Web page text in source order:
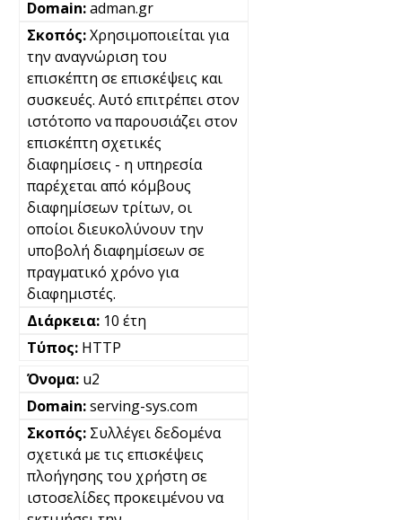
adman.gr
Χρησιμοποιείται για
την αναγνώριση του
επισκέπτη σε επισκέψεις και
συσκευές. Αυτό επιτρέπει στον
ιστότοπο να παρουσιάζει στον
επισκέπτη σχετικές
διαφημίσεις - η υπηρεσία
παρέχεται από κόμβους
διαφημίσεων τρίτων, οι
οποίοι διευκολύνουν την
υποβολή διαφημίσεων σε
πραγματικό χρόνο για
διαφημιστές.
10 έτη
HTTP
u2
serving-sys.com
Συλλέγει δεδομένα
σχετικά με τις επισκέψεις
πλοήγησης του χρήστη σε
ιστοσελίδες προκειμένου να